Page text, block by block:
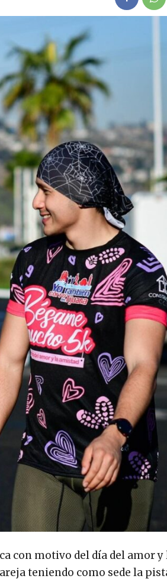
con motivo del día del amor
teniendo como sede la